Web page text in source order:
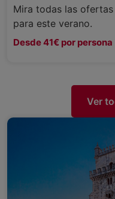
Mira todas las
para este verano.
Desde 41€ por persona
Ver